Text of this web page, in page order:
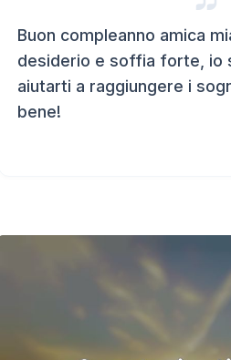
Buon compleanno amica
desiderio e soffia forte, io
aiutarti a raggiungere i
bene!